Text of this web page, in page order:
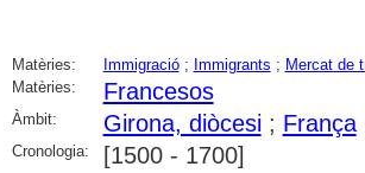
Matèries: Immigració; Immigrants ; Mercat de
Matèries:
Francesos
Àmbit: Girona, diòcesi; França
Cronologia: [1500 - 1700]